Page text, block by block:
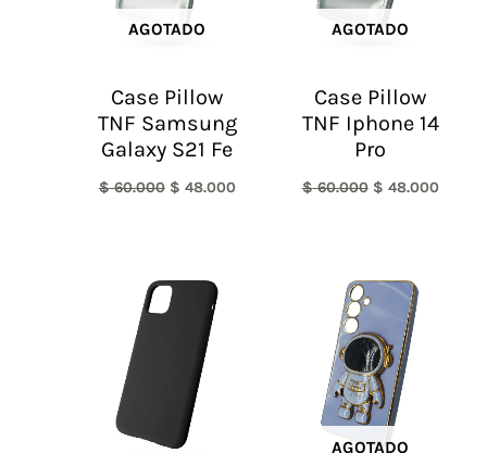
AGOTADO
Case Pillow
TNF Samsung
Galaxy S21 Fe
$60.000 $ 48.000
AGOTADO
Case Pillow
TNF Iphone 14
Pro
$60.000 $ 48.000
AGOTADO